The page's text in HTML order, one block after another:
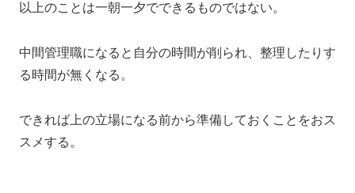
以上のことは一朝一夕でできるものではない。
中間管理職になると自分の時間が削られ、整理したりす
る時間が無くなる。
できれば上の立場になる前から準備しておくことをおス
スメする。